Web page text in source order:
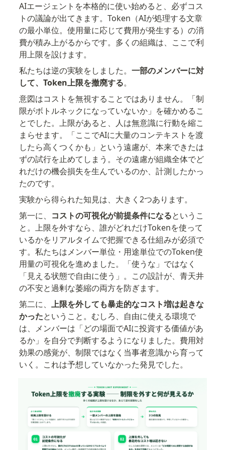
AIエージェントを本格的に使い始めると、必ずコス
トの議論が出てきます。Token（AIが処理する文章
の最小単位。使用量に応じて費用が発生する）の消
費が積み上がるからです。多くの組織は、ここで利
用上限を設けます。
私たちは逆の実験をしました。 一部のメンバーに対
して、Token上限を撤廃する。
意図はコストを無視することではありません。「制
限がボトルネックになっていないか」を確かめるこ
とでした。上限があると、人は無意識に行動を縮こ
まらせます。「ここでAIに大量のコンテキストを渡
したら高くつくかも」という遠慮が、本来できたは
ずの試行を止めてしまう。その遠慮が組織全体でど
れだけの機会損失を生んでいるのか、計測したかっ
たのです。
実験から得られた知見は、大きく2つあります。
第一に、 コストの可視化が前提条件になるというこ
と。上限を外すなら、誰がどれだけTokenを使って
いるかをリアルタイムで把握できる仕組みが必須で
す。私たちはメンバー単位・用途単位でのToken使
用量の可視化を進めました。「使うな」ではなく
「見える状態で自由に使う」。この設計が、青天井
の不安と過剰な萎縮の両方を防ぎます。
第二に、 上限を外しても暴走的なコスト増は起きな
かったということ。むしろ、自由に使える環境で
は、メンバーは「どの場面でAIに投資する価値があ
るか」を自分で判断するようになりました。費用対
効果の感覚が、制限ではなく当事者意識から育って
いく。これは予想していなかった発見でした。